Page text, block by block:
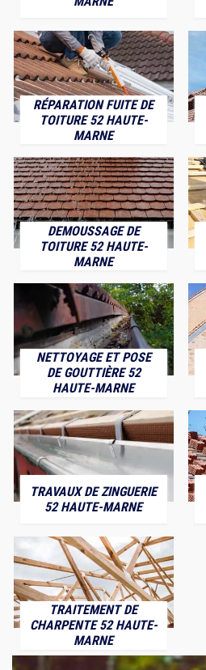
RÉPARATION FUITE DE
TOITURE 52 HAUTE-
MARNE
DEMOUSSAGE DE
TOITURE 52 HAUTE-
MARNE
NETTOYAGE ET POSE
DE GOUTTIÈRE 52
HAUTE-MARNE
TRAVAUX DE ZINGUERIE
52 HAUTE-MARNE
TRAITEMENT DE
CHARPENTE 52 HAUTE-
MARNE